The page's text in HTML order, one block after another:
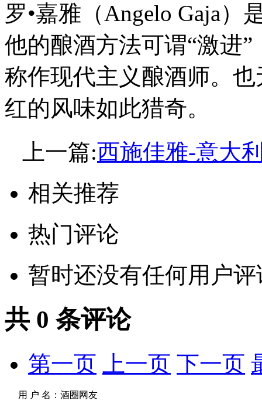
罗•嘉雅（Angelo Gaja
他的酿酒方法可谓“激进
称作现代主义酿酒师。
红的风味如此猎奇。
上一篇:西施佳雅-意大
相关推荐
热门评论
暂时还没有任何用户评
共 0 条评论
第一页 上一页 下一页
用 户 名： 酒圈网友